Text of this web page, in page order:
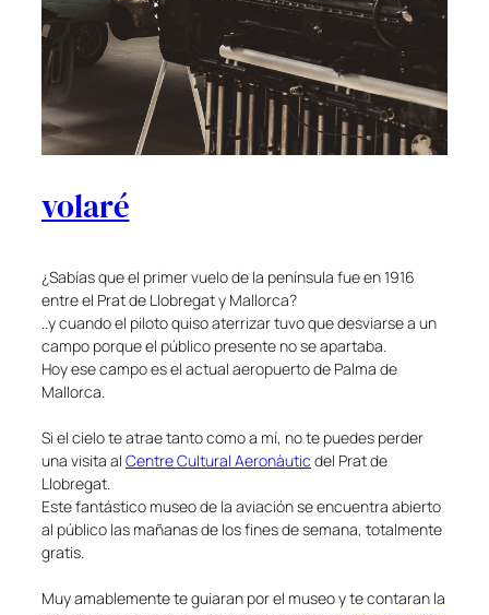
volaré
¿Sabías que el primer vuelo de la península fue en 1916
entre el Prat de Llobregat y Mallorca?
..y cuando el piloto quiso aterrizar tuvo que desviarse a un
campo porque el público presente no se apartaba.
Hoy ese campo es el actual aeropuerto de Palma de
Mallorca.
Si el cielo te atrae tanto como a mí, no te puedes perder
una visita al Centre Cultural Aeronàutic del Prat de
Llobregat.
Este fantástico museo de la aviación se encuentra abierto
al público las mañanas de los fines de semana, totalmente
gratis.
Muy amablemente te guiaran por el museo y te contaran la